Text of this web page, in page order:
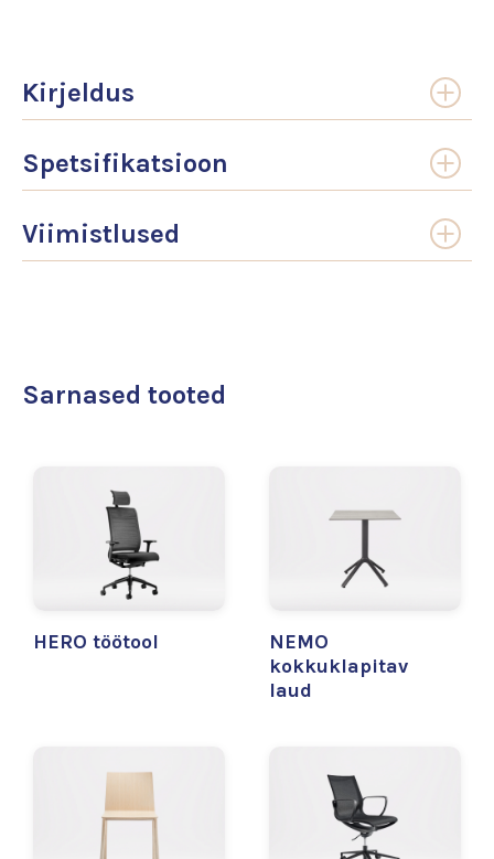
Kirjeldus
Spetsifikatsioon
Viimistlused
Sarnased tooted
HERO töötool
NEMO
kokkuklapitav
laud